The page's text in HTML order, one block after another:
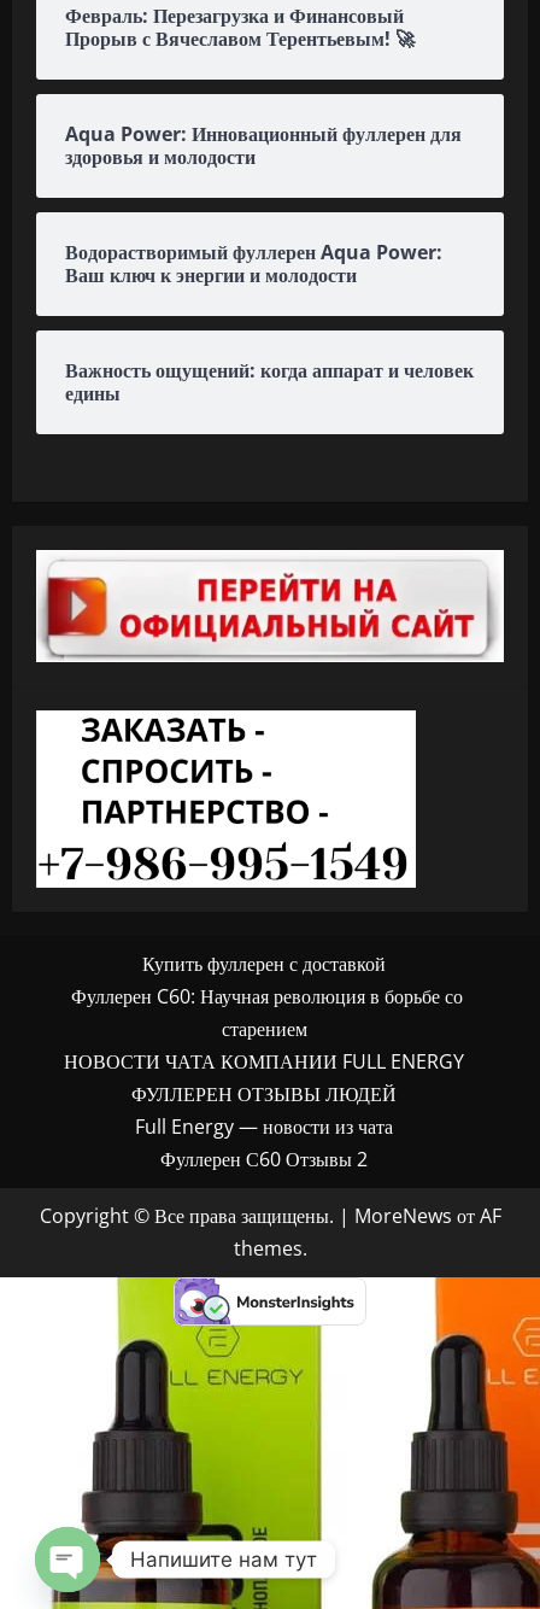
Февраль: Перезагрузка и Финансовый
Прорыв с Вячеславом Терентьевым! 🚀
Aqua Power: Инновационный фуллерен для
здоровья и молодости
Водорастворимый фуллерен Aqua Power:
Ваш ключ к энергии и молодости
Важность ощущений: когда аппарат и человек
едины
Купить фуллерен с доставкой
Фуллерен C60: Научная революция в борьбе со
старением
НОВОСТИ ЧАТА КОМПАНИИ FULL ENERGY
ФУЛЛЕРЕН ОТЗЫВЫ ЛЮДЕЙ
Full Energy — новости из чата
Фуллерен С60 Отзывы 2
Copyright © Все права защищены. | MoreNews от AF
themes.
Напишите нам тут